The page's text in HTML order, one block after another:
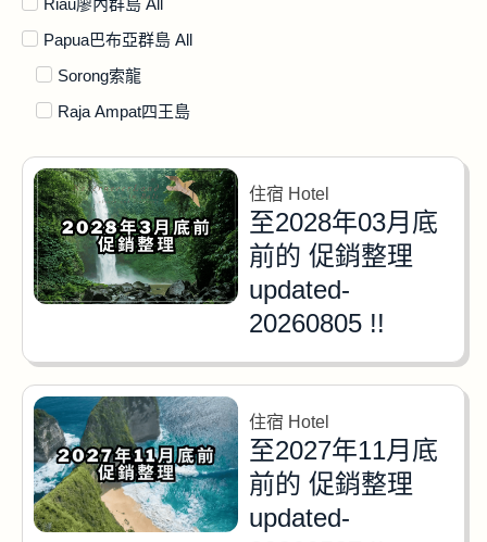
Riau廖內群島 All
Papua巴布亞群島 All
Sorong索龍
Raja Ampat四王島
住宿 Hotel
至2028年03月底
前的 促銷整理
updated-
20260805 !!
住宿 Hotel
至2027年11月底
前的 促銷整理
updated-